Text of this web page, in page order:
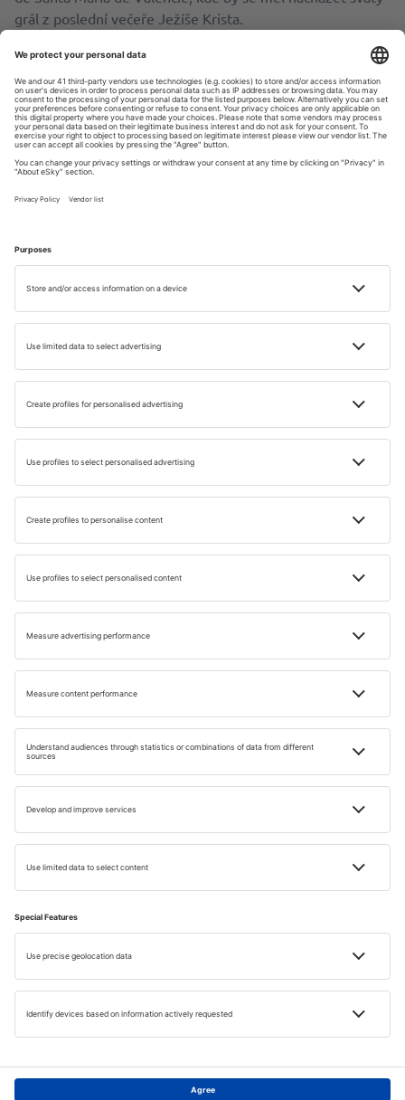
grál z poslední večeře Ježíše Krista.
Unikátní je také Mercat central, tržiště v centru města.
Můžete zde nakoupit a ochutnat čerstvou místní zeleninu,
ovoce, sýry, šunky, vína či plody moře. Případně si zajděte
na Playa de la Malvarrosa, od centra města je to jen
kousek, nebo na přírodní pláž u vesnice El Saler; mnozí ji
považují za vůbec nejkrásnější pláž v širokém okolí
Eurovíkend ve Valencii
Kdy je ideální doba pro dovolenou v České
republice v roce 2024?
Kde bychom mohli strávit Nový rok 2024?
Má Česká republika volno během Velikonoc v
roce 2024?
Spojených arabských emirátech?
Kde bychom mohli strávit Dosažení práce a Den
vítězství nad fašismem v roce 2024?
Kterou oblast je doporučeno navštívit v Itálii
během letních prázdnin v roce 2024?
Kde bychom mohli strávit Vánoce v roce 2024?